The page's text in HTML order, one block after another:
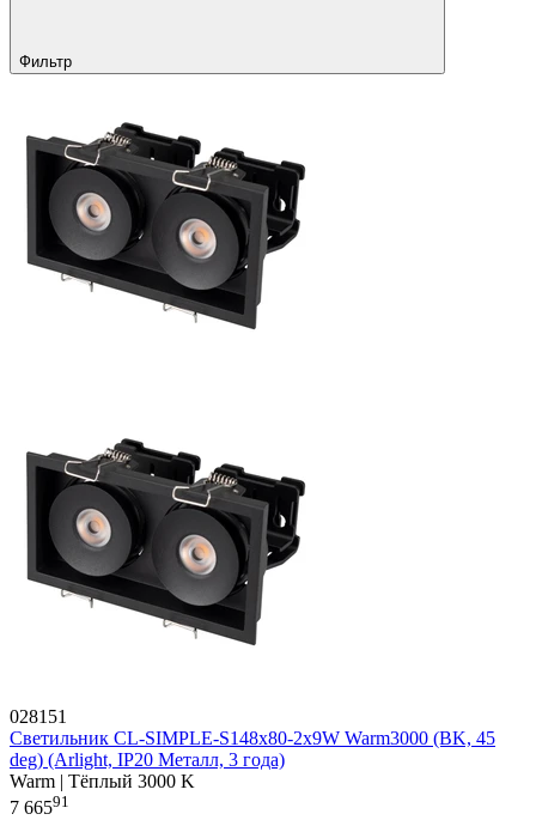
Фильтр
028151
Светильник CL-SIMPLE-S148x80-2x9W Warm3000 (BK, 45
deg) (Arlight, IP20 Металл, 3 года)
Warm | Тёплый 3000 K
7 66591